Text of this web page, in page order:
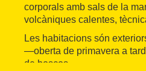
corporals amb sals de la
volcàniques calentes,
Les habitacions són
—oberta de primavera a
de boscos.